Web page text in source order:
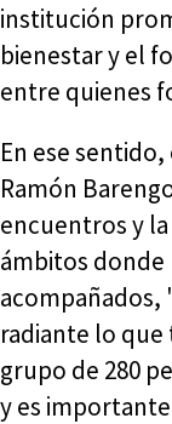
institución
bienestar y el
entre quienes
En ese
Ramón
encuentros y
ámbitos donde
radiante lo que
grupo de 280
y es